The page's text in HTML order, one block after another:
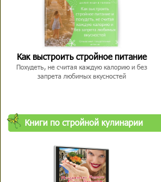
Как выстроить стройное питание
Похудеть, не считая каждую калорию и без
запрета любимых вкусностей
Книги по стройной кулинарии